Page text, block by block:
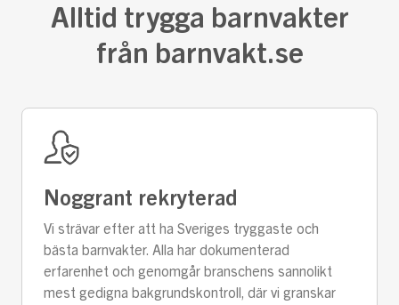
Alltid trygga barnvakter
från barnvakt.se
Noggrant rekryterad
Vi strävar efter att ha Sveriges tryggaste och
bästa barnvakter. Alla har dokumenterad
erfarenhet och genomgår branschens sannolikt
mest gedigna bakgrundskontroll, där vi granskar